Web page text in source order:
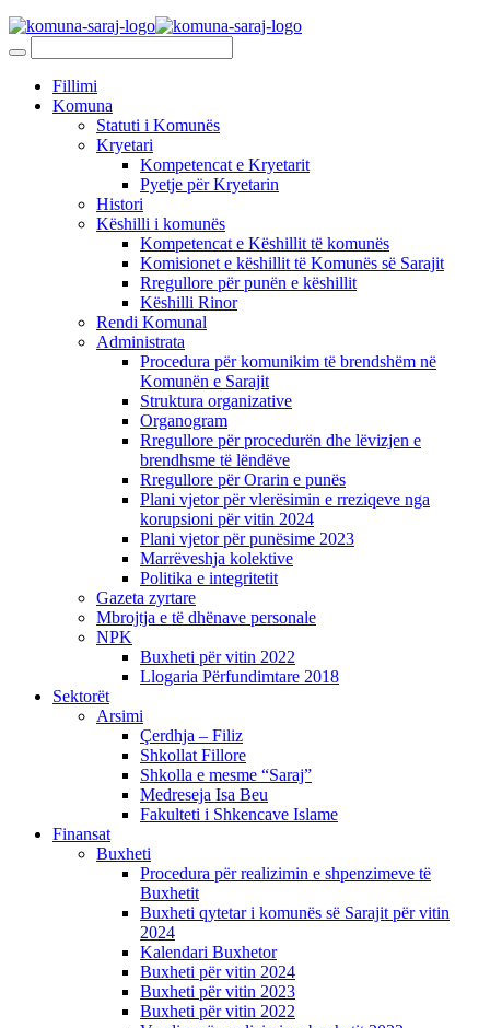
Fillimi
Komuna
Statuti i Komunës
Kryetari
Kompetencat e Kryetarit
Pyetje për Kryetarin
Histori
Këshilli i komunës
Kompetencat e Këshillit të komunës
Komisionet e këshillit të Komunës së Sarajit
Rregullore për punën e këshillit
Këshilli Rinor
Rendi Komunal
Administrata
Procedura për komunikim të brendshëm në
Komunën e Sarajit
Struktura organizative
Organogram
Rregullore për procedurën dhe lëvizjen e
brendhsme të lëndëve
Rregullore për Orarin e punës
Plani vjetor për vlerësimin e rreziqeve nga
korupsioni për vitin 2024
Plani vjetor për punësime 2023
Marrëveshja kolektive
Politika e integritetit
Gazeta zyrtare
Mbrojtja e të dhënave personale
NPK
Buxheti për vitin 2022
Llogaria Përfundimtare 2018
Sektorët
Arsimi
Çerdhja – Filiz
Shkollat Fillore
Shkolla e mesme “Saraj”
Medreseja Isa Beu
Fakulteti i Shkencave Islame
Finansat
Buxheti
Procedura për realizimin e shpenzimeve të
Buxhetit
Buxheti qytetar i komunës së Sarajit për vitin
2024
Kalendari Buxhetor
Buxheti për vitin 2024
Buxheti për vitin 2023
Buxheti për vitin 2022